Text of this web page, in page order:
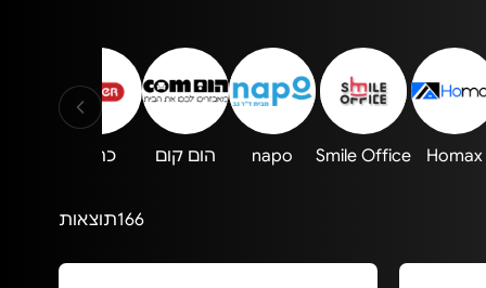
Homax
Smile Office
napo הום קום כתר
166תוצאות